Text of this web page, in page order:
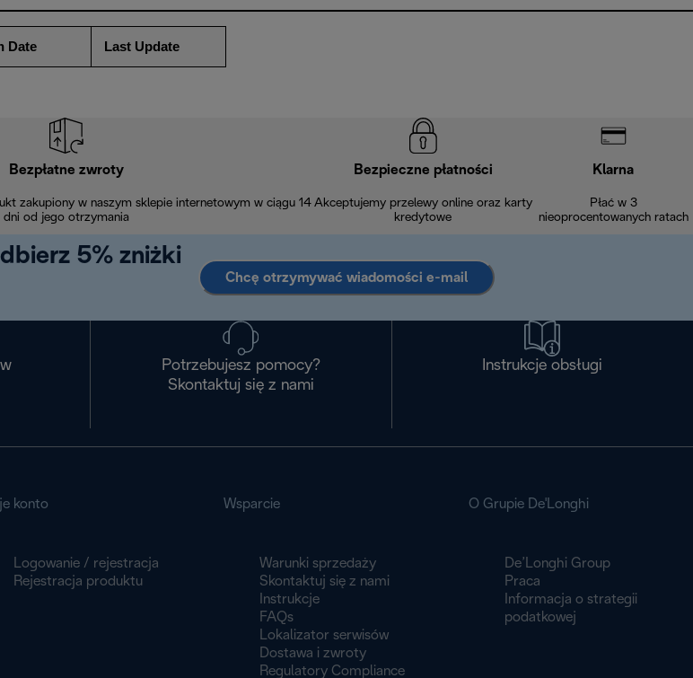
Date Last Update
Bezpłatne zwroty
zakupiony w naszym sklepie internetowym w ciągu 14
dni od jego otrzymania
Bezpieczne płatności
Akceptujemy przelewy online oraz karty
kredytowe
Klarna
Płać w 3
nieoprocentowanych ratach
5% zniżki
Chcę otrzymywać wiadomości e-mail
Potrzebujesz pomocy?
Skontaktuj się z nami
Instrukcje obsługi
konto
Logowanie / rejestracja
Rejestracja produktu
Wsparcie
Warunki sprzedaży
Skontaktuj się z nami
Instrukcje
FAQs
Lokalizator serwisów
Dostawa i zwroty
Regulatory Compliance
O Grupie De'Longhi
De’Longhi Group
Praca
Informacja o strategii
podatkowej